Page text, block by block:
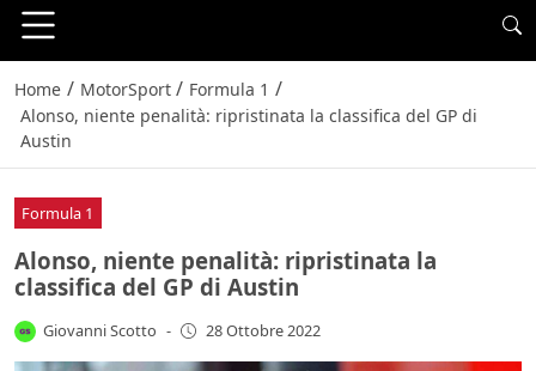
Home / MotorSport / Formula 1 /
Alonso, niente penalità: ripristinata la classifica del GP di
Austin
Formula 1
Alonso, niente penalità: ripristinata la
classifica del GP di Austin
Giovanni Scotto - 28 Ottobre 2022